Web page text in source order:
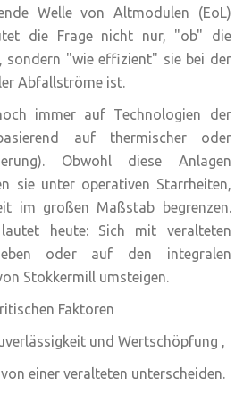
Welle von Altmodulen (EoL)
die Frage nicht nur, "ob" die
sondern "wie effizient" sie bei der
Abfallströme ist.
immer auf Technologien der
auf thermischer oder
Obwohl diese Anlagen
sie unter operativen Starrheiten,
im großen Maßstab begrenzen.
heute: Sich mit veralteten
oder auf den integralen
Stokkermill umsteigen.
Faktoren
und Wertschöpfung ,
einer veralteten unterscheiden.